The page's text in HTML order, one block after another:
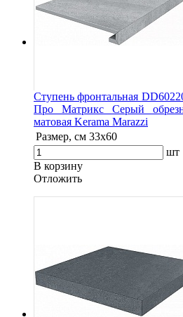
Ступень фронтальная
Про Матрикс Серый
матовая Kerama Marazzi
Размер, см 33x60
шт
В корзину
Oтложить